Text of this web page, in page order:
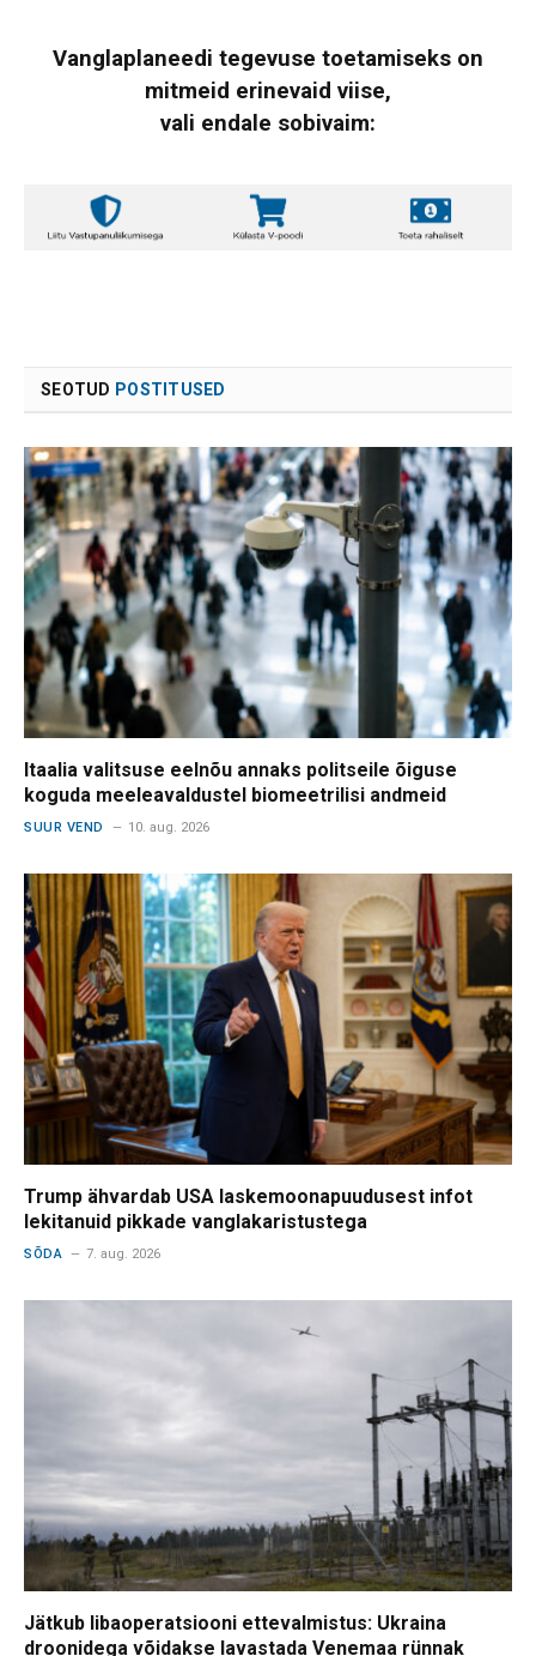
Vanglaplaneedi tegevuse toetamiseks on
mitmeid erinevaid viise,
vali endale sobivaim:
SEOTUD POSTITUSED
Itaalia valitsuse eelnõu annaks politseile õiguse
koguda meeleavaldustel biomeetrilisi andmeid
SUUR VEND 10. aug. 2026
Trump ähvardab USA laskemoonapuudusest infot
lekitanuid pikkade vanglakaristustega
SÕDA 7. aug. 2026
Jätkub libaoperatsiooni ettevalmistus: Ukraina
droonidega võidakse lavastada Venemaa rünnak